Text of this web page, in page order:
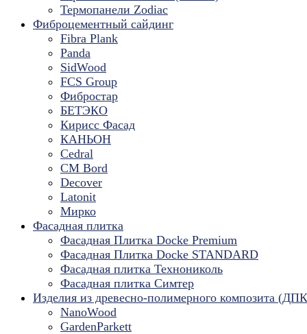
Термопанели Zodiac
Фиброцементный сайдинг
Fibra Plank
Panda
SidWood
FCS Group
Фибростар
БЕТЭКО
Кирисс Фасад
КАНЬОН
Cedral
CM Bord
Decover
Latonit
Мирко
Фасадная плитка
Фасадная Плитка Docke Premium
Фасадная Плитка Docke STANDARD
Фасадная плитка Технониколь
Фасадная плитка Симтер
Изделия из древесно-полимерного композита
NanoWood
GardenParkett